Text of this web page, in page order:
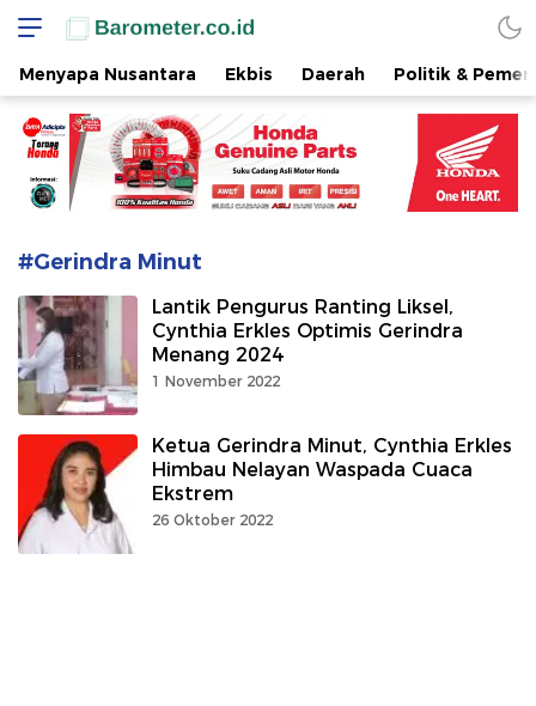
www.barometer.co.id
Berita Terkini di Sulawesi Utara
Menyapa Nusantara Ekbis Daerah Politik &
#Gerindra Minut
Lantik Pengurus Ranting Liksel,
Cynthia Erkles Optimis Gerindra
Menang 2024
1 November 2022
Ketua Gerindra Minut, Cynthia Erkles
Himbau Nelayan Waspada Cuaca
Ekstrem
26 Oktober 2022